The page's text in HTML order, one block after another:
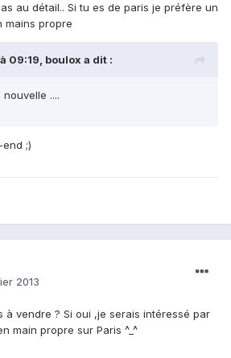
au détail.. Si tu es de paris je préfère un
mains propre
09:19, boulox a dit :
....
;)
2013
à vendre ? Si oui ,je serais intéressé par
main propre sur Paris ^_^